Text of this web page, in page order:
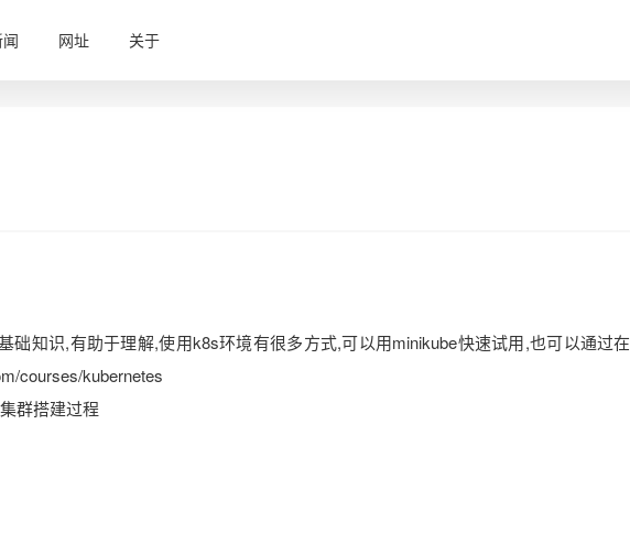
网址 关于
础知识,有助于理解,使用k8s环境有很多方式,可以用minikube快速试用,也可以通过在
courses/kubernetes
群搭建过程